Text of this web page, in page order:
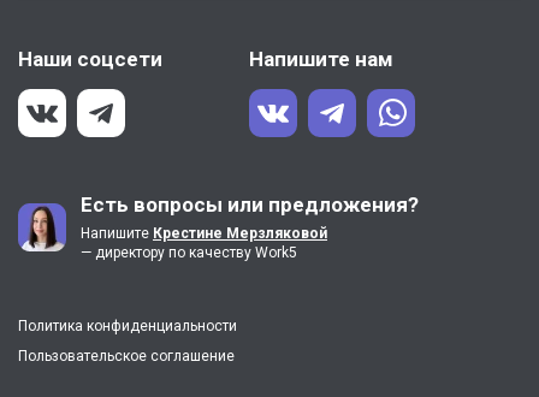
Наши соцсети Напишите нам
Есть вопросы или предложения?
Напишите Крестине Мерзляковой
— директору по качеству Work5
Политика конфиденциальности
Пользовательское соглашение